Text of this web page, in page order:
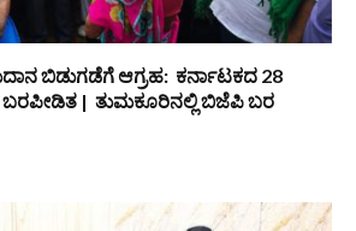
ಬಿಡುಗಡೆಗೆ ಆಗ್ರಹ: ಕರ್ನಾಟಕದ 28
| ತುಮಕೂರಿನಲ್ಲಿ ಬಿಜೆಪಿ ಬರ